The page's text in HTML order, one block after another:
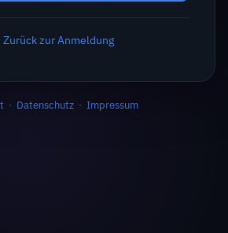
Zurück zur Anmeldung
· Datenschutz· Impressum